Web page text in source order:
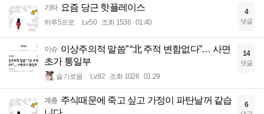
기타 요즘 당근 핫플레이스
하루5프로 Lv.50 조회 1536 01:40
4
댓글
이슈 이상주의적 말씀” “北 주적 변함없다”… 사면
초가 통일부
슬기로움 Lv.92 조회 1026 01:29
14
댓글
계층 주식때문에 죽고 싶고 가정이 파탄날꺼 같습
6